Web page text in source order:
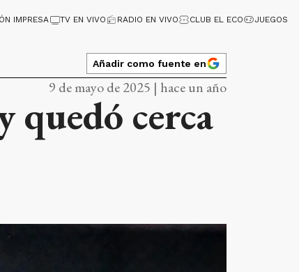
IMPRESA TV EN VIVO RADIO EN VIVO CLUB EL ECO JUEGOS
Añadir como fuente en
9 de mayo de 2025 | hace un año
cerca